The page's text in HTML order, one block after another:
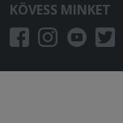
KÖVESS MINKET